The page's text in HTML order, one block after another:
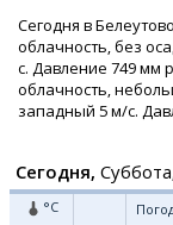
Сегодня в
облачность, без
с. Давление 749 мм
облачность,
западный 5 м/с.
Сегодня,
°C